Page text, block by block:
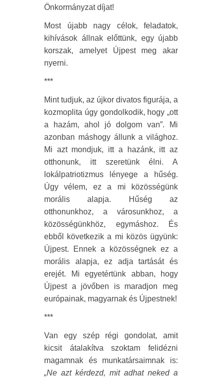
Önkormányzat díjat!
Most újabb nagy célok, feladatok,
kihívások állnak előttünk, egy újabb
korszak, amelyet Újpest meg akar
nyerni.
***
Mint tudjuk, az újkor divatos figurája, a
kozmoplita úgy gondolkodik, hogy „ott
a hazám, ahol jó dolgom van”. Mi
azonban máshogy állunk a világhoz.
Mi azt mondjuk, itt a hazánk, itt az
otthonunk, itt szeretünk élni. A
lokálpatriotizmus lényege a hűség.
Úgy vélem, ez a mi közösségünk
morális alapja. Hűség az
otthonunkhoz, a városunkhoz, a
közösségünkhöz, egymáshoz. És
ebből következik a mi közös ügyünk:
Újpest. Ennek a közösségnek ez a
morális alapja, ez adja tartását és
erejét. Mi egyetértünk abban, hogy
Újpest a jövőben is maradjon meg
európainak, magyarnak és Újpestnek!
***
Van egy szép régi gondolat, amit
kicsit átalakítva szoktam felidézni
magamnak és munkatársaimnak is:
„Ne azt kérdezd, mit adhat neked a